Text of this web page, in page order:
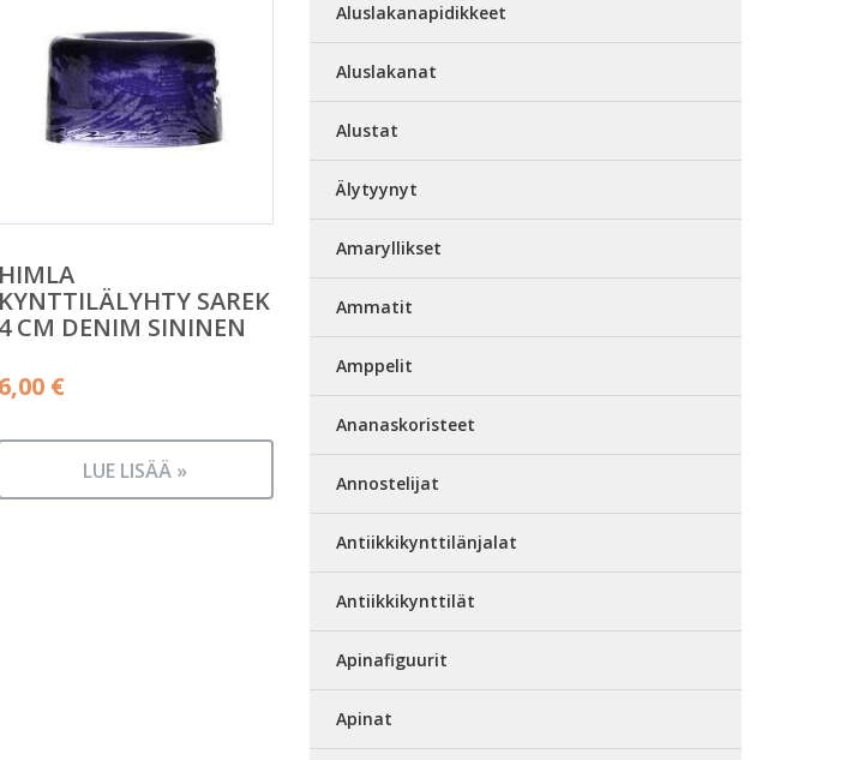
HIMLA
KYNTTILÄLYHTY SAREK
4 CM DENIM SININEN
6,00 €
LUE LISÄÄ »
Aluslakanapidikkeet
Aluslakanat
Alustat
Älytyynyt
Amaryllikset
Ammatit
Amppelit
Ananaskoristeet
Annostelijat
Antiikkikynttilänjalat
Antiikkikynttilät
Apinafiguurit
Apinat